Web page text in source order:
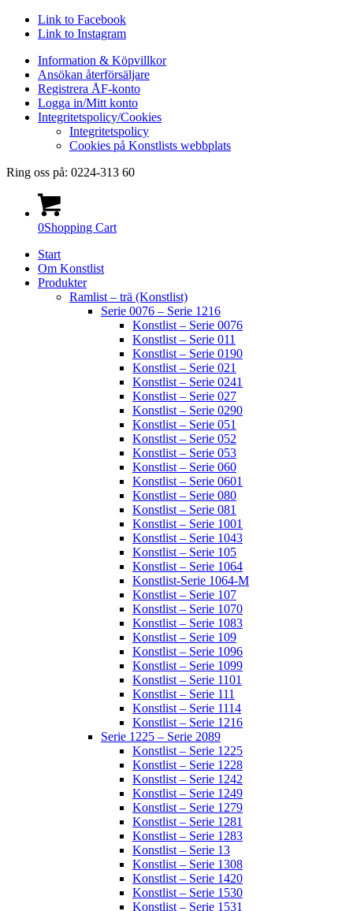
Link to Facebook
Link to Instagram
Information & Köpvillkor
Ansökan återförsäljare
Registrera ÅF-konto
Logga in/Mitt konto
Integritetspolicy/Cookies
Integritetspolicy
Cookies på Konstlists webbplats
Ring oss på: 0224-313 60
0Shopping Cart
Start
Om Konstlist
Produkter
Ramlist – trä (Konstlist)
Serie 0076 – Serie 1216
Konstlist – Serie 0076
Konstlist – Serie 011
Konstlist – Serie 0190
Konstlist – Serie 021
Konstlist – Serie 0241
Konstlist – Serie 027
Konstlist – Serie 0290
Konstlist – Serie 051
Konstlist – Serie 052
Konstlist – Serie 053
Konstlist – Serie 060
Konstlist – Serie 0601
Konstlist – Serie 080
Konstlist – Serie 081
Konstlist – Serie 1001
Konstlist – Serie 1043
Konstlist – Serie 105
Konstlist – Serie 1064
Konstlist-Serie 1064-M
Konstlist – Serie 107
Konstlist – Serie 1070
Konstlist – Serie 1083
Konstlist – Serie 109
Konstlist – Serie 1096
Konstlist – Serie 1099
Konstlist – Serie 1101
Konstlist – Serie 111
Konstlist – Serie 1114
Konstlist – Serie 1216
Serie 1225 – Serie 2089
Konstlist – Serie 1225
Konstlist – Serie 1228
Konstlist – Serie 1242
Konstlist – Serie 1249
Konstlist – Serie 1279
Konstlist – Serie 1281
Konstlist – Serie 1283
Konstlist – Serie 13
Konstlist – Serie 1308
Konstlist – Serie 1420
Konstlist – Serie 1530
Konstlist – Serie 1531